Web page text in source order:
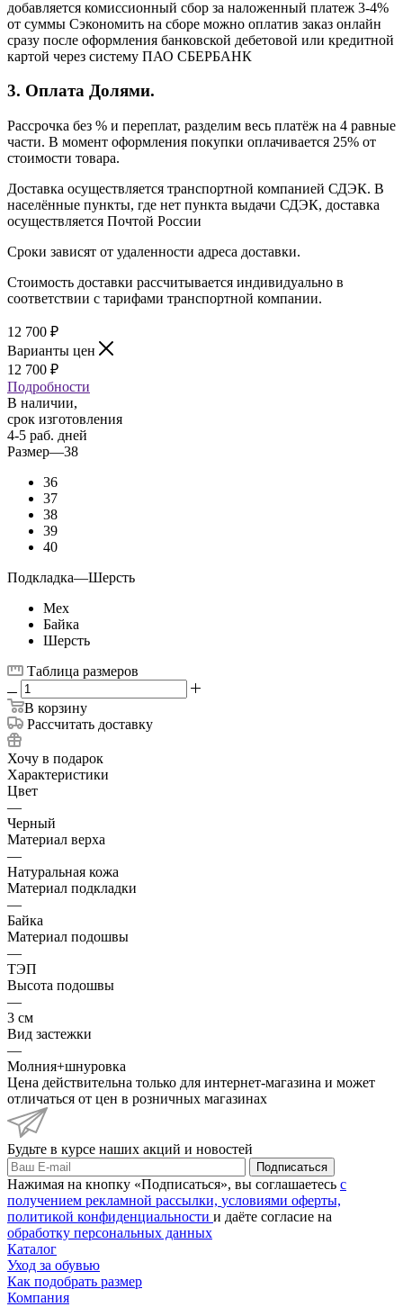
добавляется комиссионный сбор за наложенный платеж 3-4%
от суммы Сэкономить на сборе можно оплатив заказ онлайн
сразу после оформления банковской дебетовой или кредитной
картой через систему ПАО СБЕРБАНК
3. Оплата Долями.
Рассрочка без % и переплат, разделим весь платёж на 4 равные
части. В момент оформления покупки оплачивается 25% от
стоимости товара.
Доставка осуществляется транспортной компанией СДЭК. В
населённые пункты, где нет пункта выдачи СДЭК, доставка
осуществляется Почтой России
Сроки зависят от удаленности адреса доставки.
Стоимость доставки рассчитывается индивидуально в
соответствии с тарифами транспортной компании.
12 700 ₽
Варианты цен
12 700 ₽
Подробности
В наличии,
срок изготовления
4-5 раб. дней
Размер—38
36
37
38
39
40
Подкладка—Шерсть
Мех
Байка
Шерсть
Таблица размеров
В корзину
Рассчитать доставку
Хочу в подарок
Характеристики
Цвет
—
Черный
Материал верха
—
Натуральная кожа
Материал подкладки
—
Байка
Материал подошвы
—
ТЭП
Высота подошвы
—
3 см
Вид застежки
—
Молния+шнуровка
Цена действительна только для интернет-магазина и может
отличаться от цен в розничных магазинах
Будьте в курсе наших акций и новостей
Подписаться
Нажимая на кнопку «Подписаться», вы соглашаетесь с
получением рекламной рассылки, условиями оферты,
политикой конфиденциальности и даёте согласие на
обработку персональных данных
Каталог
Уход за обувью
Как подобрать размер
Компания